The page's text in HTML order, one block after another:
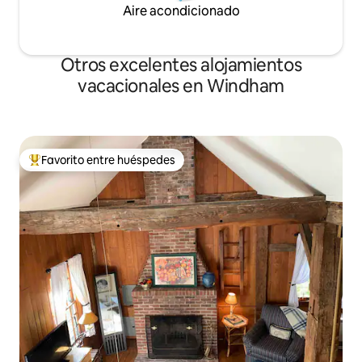
Aire acondicionado
Otros excelentes alojamientos
vacacionales en Windham
De los mejores en Favorito entre huéspedes
Favorito entre huéspedes